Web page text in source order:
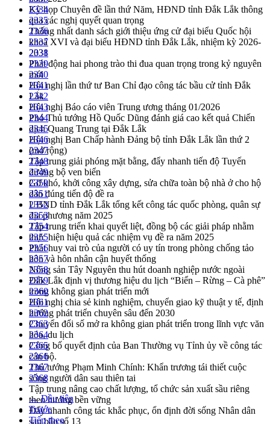
Kỳ họp Chuyên đề lần thứ Năm, HĐND tỉnh Đắk Lắk thông
qua các nghị quyết quan trọng
Thống nhất danh sách giới thiệu ứng cử đại biểu Quốc hội
khoá XVI và đại biểu HĐND tỉnh Đắk Lắk, nhiệm kỳ 2026-
2031
Phát động hai phong trào thi đua quan trọng trong kỷ nguyên
mới
Hội nghị lần thứ tư Ban Chỉ đạo công tác bầu cử tỉnh Đắk
Lắk
Hội nghị Báo cáo viên Trung ương tháng 01/2026
Phó Thủ tướng Hồ Quốc Dũng đánh giá cao kết quả Chiến
dịch Quang Trung tại Đắk Lắk
Hội nghị Ban Chấp hành Đảng bộ tỉnh Đắk Lắk lần thứ 2
(mở rộng)
Tập trung giải phóng mặt bằng, đẩy nhanh tiến độ Tuyến
đường bộ ven biển
Gỡ khó, khởi công xây dựng, sửa chữa toàn bộ nhà ở cho hộ
dân đúng tiến độ đề ra
UBND tỉnh Đắk Lắk tổng kết công tác quốc phòng, quân sự
địa phương năm 2025
Tập trung triển khai quyết liệt, đồng bộ các giải pháp nhằm
thực hiện hiệu quả các nhiệm vụ đề ra năm 2025
Phát huy vai trò của người có uy tín trong phòng chống tảo
hôn và hôn nhân cận huyết thống
Nông sản Tây Nguyên thu hút doanh nghiệp nước ngoài
Đắk Lắk định vị thương hiệu du lịch “Biển – Rừng – Cà phê”
trong không gian phát triển mới
Hội nghị chia sẻ kinh nghiệm, chuyển giao kỹ thuật y tế, định
hướng phát triển chuyên sâu đến 2030
Chuyển đổi số mở ra không gian phát triển trong lĩnh vực văn
hóa, du lịch
Công bố quyết định của Ban Thường vụ Tỉnh ủy về công tác
cán bộ.
Thủ tướng Phạm Minh Chính: Khẩn trương tái thiết cuộc
sống người dân sau thiên tai
Tập trung nâng cao chất lượng, tổ chức sản xuất sầu riêng
theo hướng bền vững
Đẩy nhanh công tác khắc phục, ổn định đời sống Nhân dân
sau bão số 13
2334
2335
2336
2337
2338
2339
2340
2341
2342
2343
2344
2345
2346
2347
2348
2349
2350
2351
2352
2353
2354
2355
2356
2357
2358
2359
2360
2361
2362
2363
2364
2365
2366
2367
2368
← Đầu tiên
Trước
Tiếp theo